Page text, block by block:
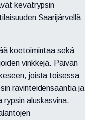
kevätrypsin
Saarijärvellä
koetoimintaa sekä
vinkkejä. Päivän
joista toisessa
ravinteidensaantia ja
rypsin aluskasvina.